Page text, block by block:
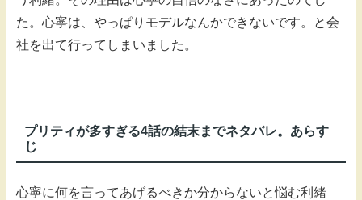
た。心寧は、やっぱりモデルなんかできないです。と会
社を出て行ってしまいました。
プリティが多すぎる4話の結末までネタバレ。あらす
じ
心寧に何を言ってあげるべきか分からないと悩む利緒